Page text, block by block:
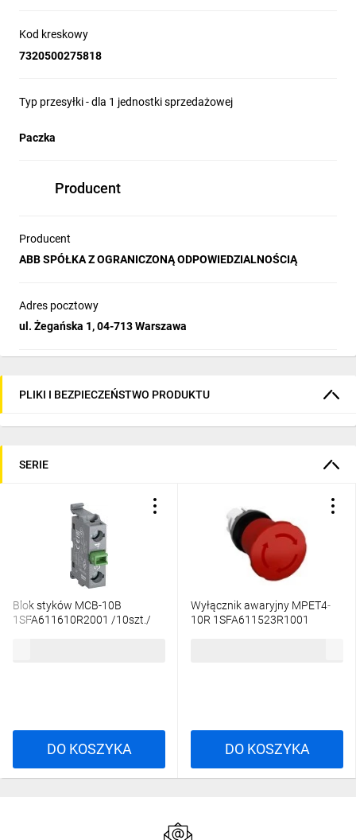
Kod kreskowy
7320500275818
Typ przesyłki - dla 1 jednostki sprzedażowej
Paczka
Producent
Producent
ABB SPÓŁKA Z OGRANICZONĄ ODPOWIEDZIALNOŚCIĄ
Adres pocztowy
ul. Żegańska 1, 04-713 Warszawa
PLIKI I BEZPIECZEŃSTWO PRODUKTU
SERIE
Blok styków MCB-10B
1SFA611610R2001 /10szt./
DO KOSZYKA
Wyłącznik awaryjny MPET4-
10R 1SFA611523R1001
DO KOSZYKA